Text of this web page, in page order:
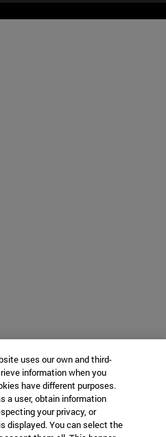
uses our own and third-
information when you
have different purposes.
a user, obtain information
your privacy, or
displayed. You can select the